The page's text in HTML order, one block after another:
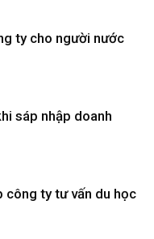
ty cho người nước
sáp nhập doanh
công ty tư vấn du học